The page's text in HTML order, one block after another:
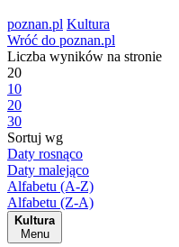
poznan.pl Kultura
Wróć do poznan.pl
Liczba wyników na stronie
20
10
20
30
Sortuj wg
Daty rosnąco
Daty malejąco
Alfabetu (A-Z)
Alfabetu (Z-A)
Kultura
Menu